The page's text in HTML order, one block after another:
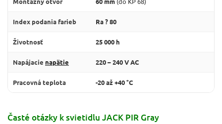
Index podania farieb Ra ? 80
Životnosť 25 000 h
Napájacie napätie 220 – 240 V AC
Pracovná teplota -20 až +40 °C
Časté otázky k svietidlu JACK PIR Gray